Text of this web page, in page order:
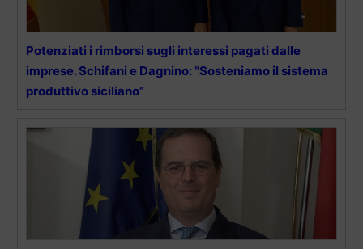
Potenziati i rimborsi sugli interessi pagati dalle
imprese. Schifani e Dagnino: “Sosteniamo il sistema
produttivo siciliano”